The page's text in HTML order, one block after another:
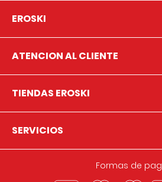
EROSKI
ATENCION AL CLIENTE
TIENDAS EROSKI
SERVICIOS
Formas de